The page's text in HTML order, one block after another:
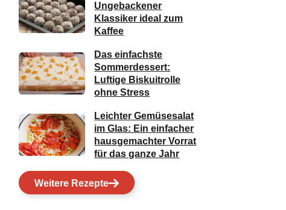
Ungebackener
Klassiker ideal zum
Kaffee
Das einfachste
Sommerdessert:
Luftige Biskuitrolle
ohne Stress
Leichter Gemüsesalat
im Glas: Ein einfacher
hausgemachter Vorrat
für das ganze Jahr
Weitere Rezepte